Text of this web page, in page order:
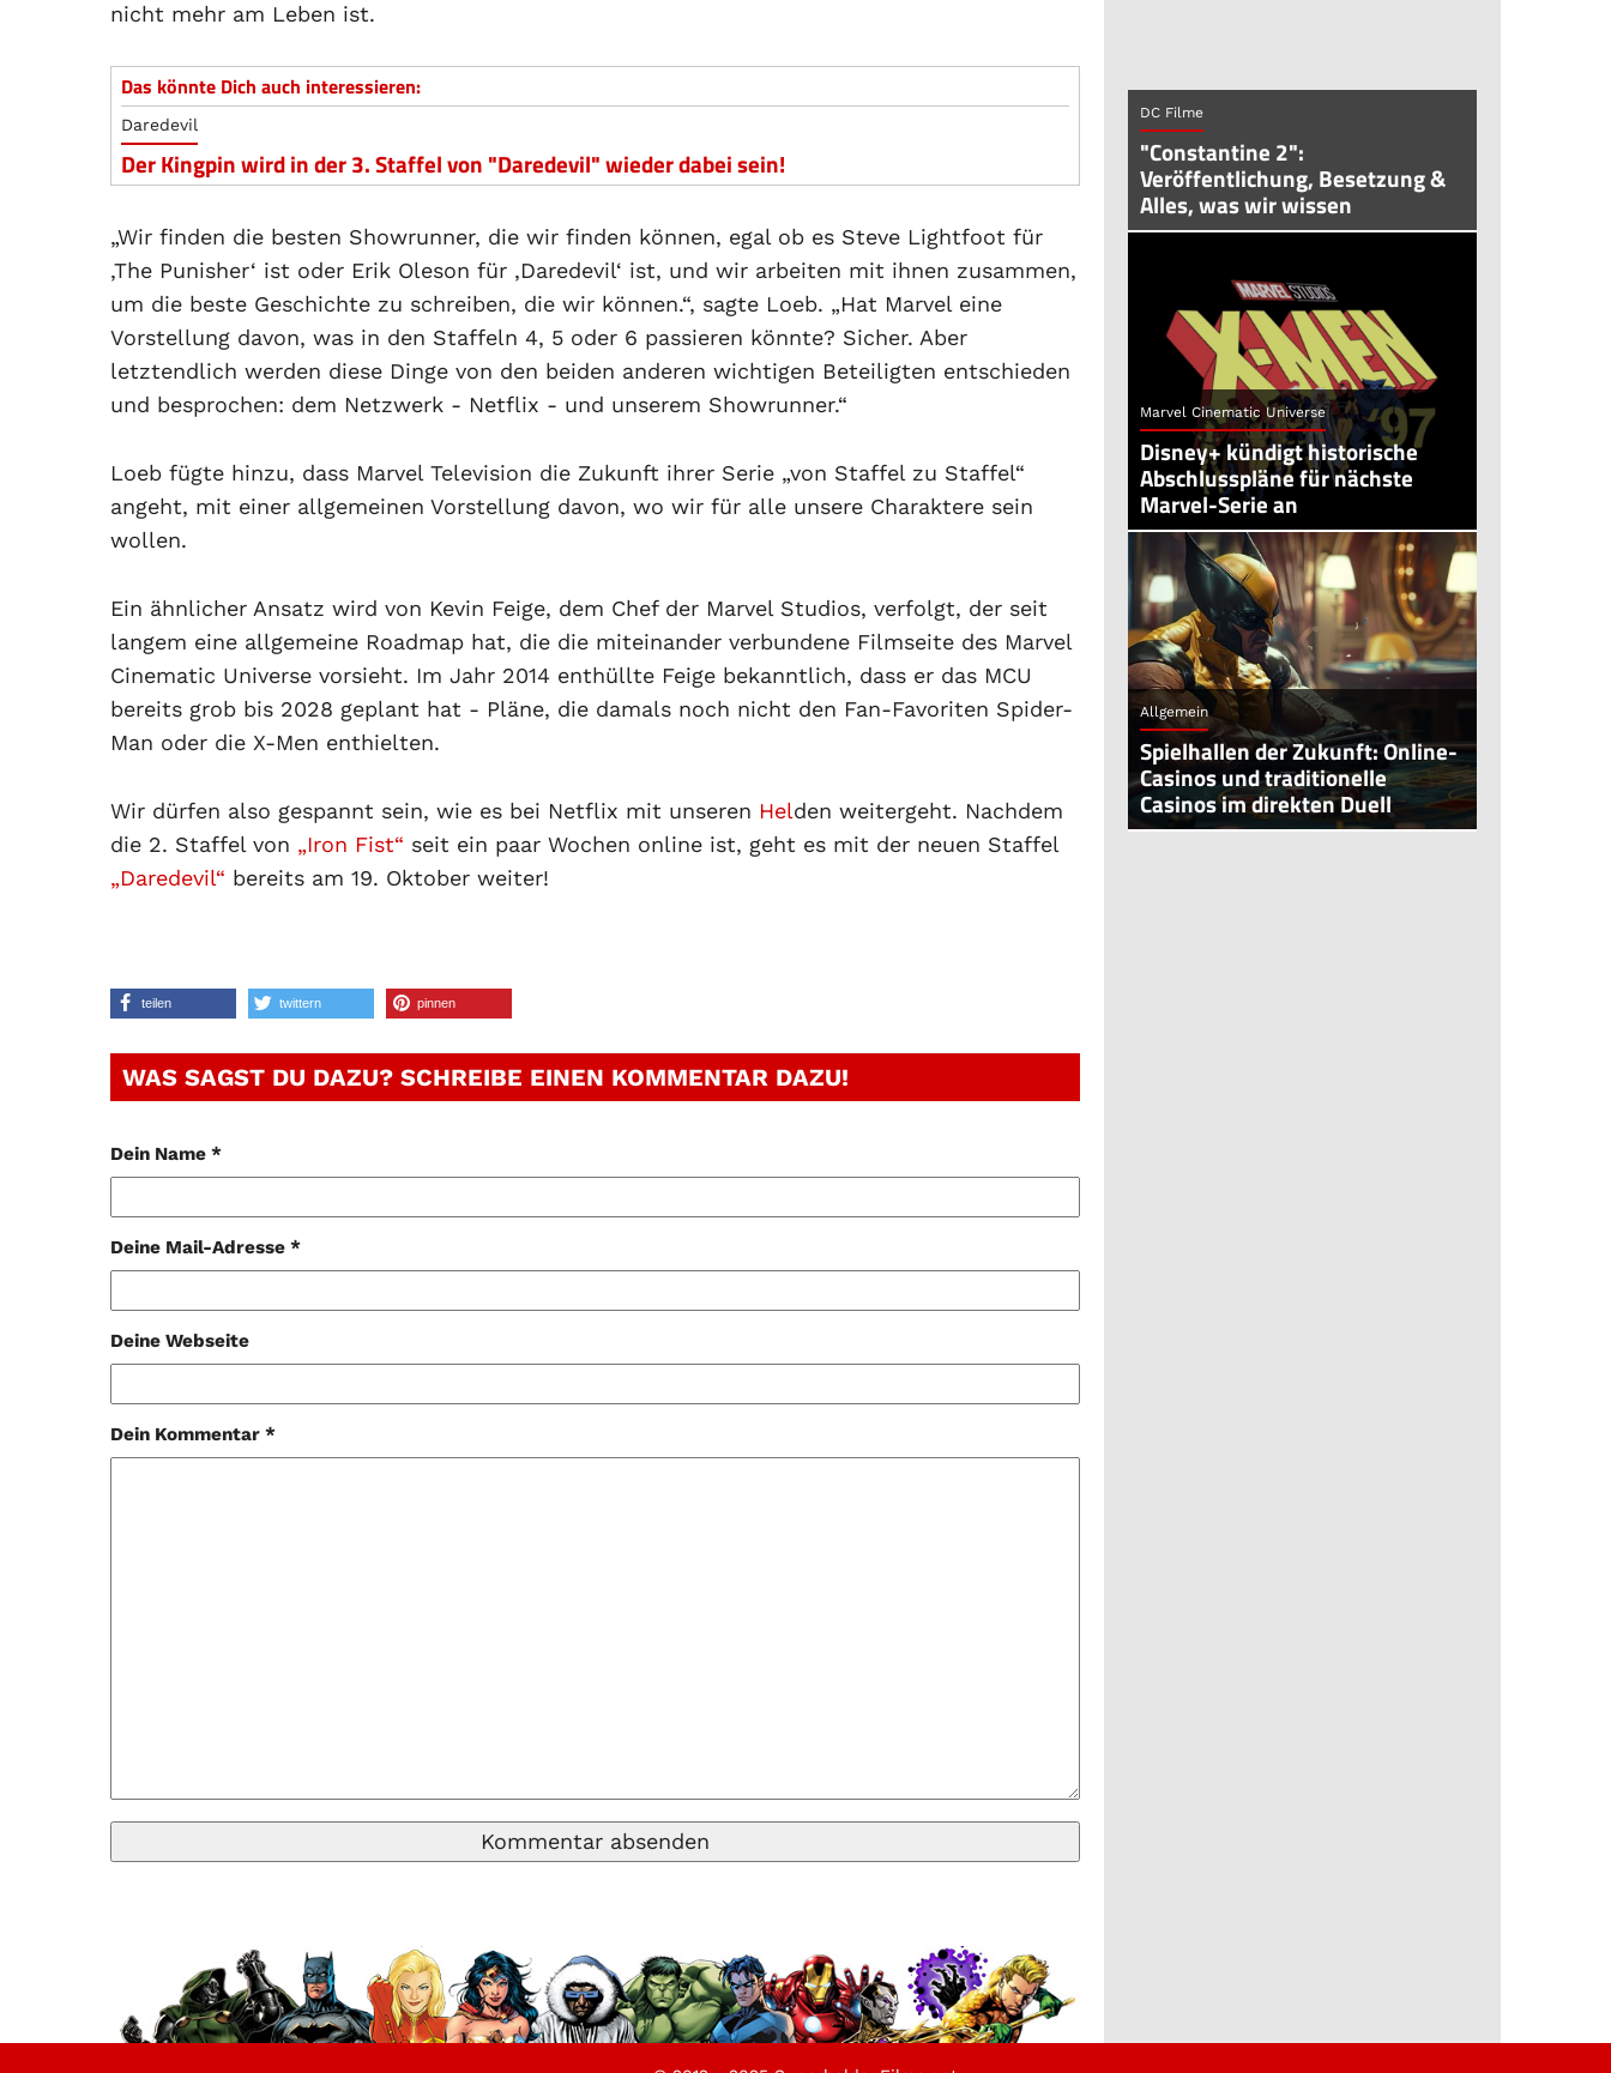
nicht mehr am Leben ist.
Das könnte Dich auch interessieren:
Daredevil
Der Kingpin wird in der 3. Staffel von "Daredevil" wieder dabei sein!
„Wir finden die besten Showrunner, die wir finden können, egal ob es Steve Lightfoot für
‚The Punisher‘ ist oder Erik Oleson für ‚Daredevil‘ ist, und wir arbeiten mit ihnen zusammen,
um die beste Geschichte zu schreiben, die wir können.“, sagte Loeb. „Hat Marvel eine
Vorstellung davon, was in den Staffeln 4, 5 oder 6 passieren könnte? Sicher. Aber
letztendlich werden diese Dinge von den beiden anderen wichtigen Beteiligten entschieden
und besprochen: dem Netzwerk - Netflix - und unserem Showrunner.“
Loeb fügte hinzu, dass Marvel Television die Zukunft ihrer Serie „von Staffel zu Staffel“
angeht, mit einer allgemeinen Vorstellung davon, wo wir für alle unsere Charaktere sein
wollen.
Ein ähnlicher Ansatz wird von Kevin Feige, dem Chef der Marvel Studios, verfolgt, der seit
langem eine allgemeine Roadmap hat, die die miteinander verbundene Filmseite des Marvel
Cinematic Universe vorsieht. Im Jahr 2014 enthüllte Feige bekanntlich, dass er das MCU
bereits grob bis 2028 geplant hat - Pläne, die damals noch nicht den Fan-Favoriten Spider-
Man oder die X-Men enthielten.
Wir dürfen also gespannt sein, wie es bei Netflix mit unseren Helden weitergeht. Nachdem
die 2. Staffel von „Iron Fist“ seit ein paar Wochen online ist, geht es mit der neuen Staffel
„Daredevil“ bereits am 19. Oktober weiter!
teilen twittern pinnen
WAS SAGST DU DAZU? SCHREIBE EINEN KOMMENTAR DAZU!
Dein Name *
Deine Mail-Adresse *
Deine Webseite
Dein Kommentar *
DC Filme
"Constantine 2":
Veröffentlichung, Besetzung &
Alles, was wir wissen
Marvel Cinematic Universe
Disney+ kündigt historische
Abschlusspläne für nächste
Marvel-Serie an
Allgemein
Spielhallen der Zukunft: Online-
Casinos und traditionelle
Casinos im direkten Duell